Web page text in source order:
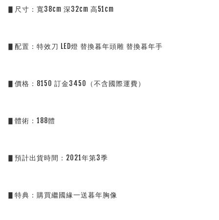
▋尺寸：寬38cm 深32cm 高51cm
▋配置：特效刀 LED燈 替換暮年頭雕 替換暮年手
▋價格：8150 訂金3450（不含國際運費）
▋體術：188體
▋預計出貨時間：2021年第3季
▋特典：購買繼國緣一送暮年胸像